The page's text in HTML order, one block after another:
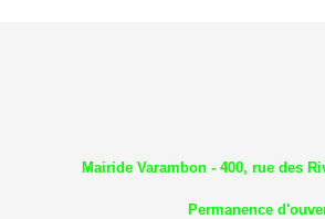
Mairide Varambon - 400, rue des
Permanence